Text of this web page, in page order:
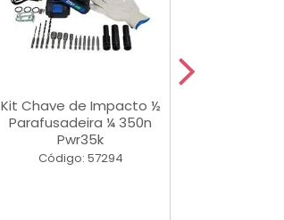
Kit Chave de Impacto ½
Parafusadeira ¼ 350n
Pwr35k
Código: 57294